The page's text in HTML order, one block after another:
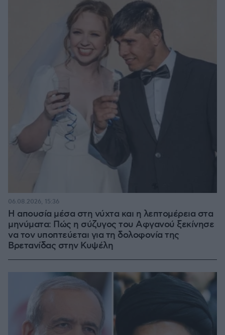
Η απουσία μέσα στη νύχτα και η λεπτομέρεια στα
μηνύματα: Πώς η σύζυγος του Αφγανού ξεκίνησε
να τον υποπτεύεται για τη δολοφονία της
Βρετανίδας στην Κυψέλη
06.08.2026, 15:36